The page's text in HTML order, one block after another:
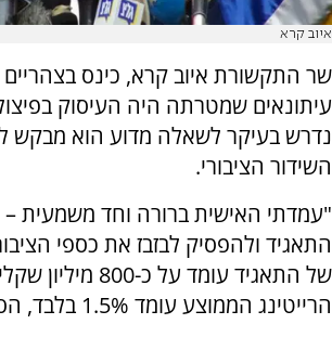
איוב קרא
שר התקשורת איוב קרא, כינס
נדרש בעיקר לשאלה מדוע הוא מבקש
השידור הציבורי.
"עמדתי האישית ברורה וחד משמעית –
התאגיד ולהפסיק לבזבז את כספי
של התאגיד עומד על
הרייטינג הממוצע עומד 1.5% בלבד, הסביר קרא.